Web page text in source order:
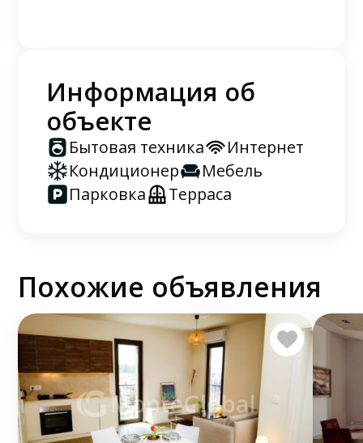
Информация об
объекте
Бытовая техника
Интернет
Кондиционер
Мебель
Парковка
Терраса
Похожие объявления